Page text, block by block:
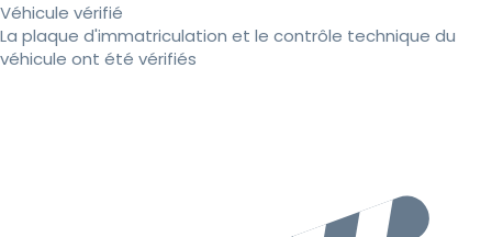
Véhicule vérifié
La plaque d'immatriculation et le contrôle technique du
véhicule ont été vérifiés